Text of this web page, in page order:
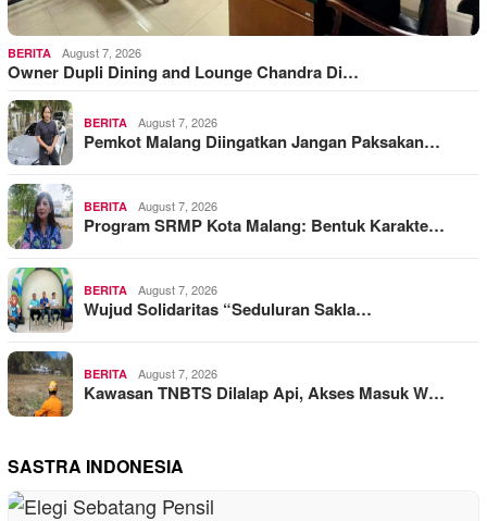
BERITA August 7, 2026
Owner Dupli Dining and Lounge Chandra Di…
BERITA August 7, 2026
Pemkot Malang Diingatkan Jangan Paksakan…
BERITA August 7, 2026
Program SRMP Kota Malang: Bentuk Karakte…
BERITA August 7, 2026
Wujud Solidaritas “Seduluran Sakla…
BERITA August 7, 2026
Kawasan TNBTS Dilalap Api, Akses Masuk W…
SASTRA INDONESIA